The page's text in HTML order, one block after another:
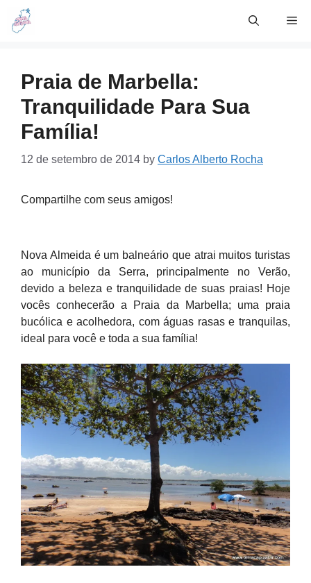
Skip
Praia de Marbella:
Tranquilidade Para Sua
Família!
12 de setembro de 2014 by Carlos Alberto Rocha
Compartilhe com seus amigos!
Nova Almeida é um balneário que atrai muitos turistas
ao município da Serra, principalmente no Verão,
devido a beleza e tranquilidade de suas praias! Hoje
vocês conhecerão a Praia da Marbella; uma praia
bucólica e acolhedora, com águas rasas e tranquilas,
ideal para você e toda a sua família!